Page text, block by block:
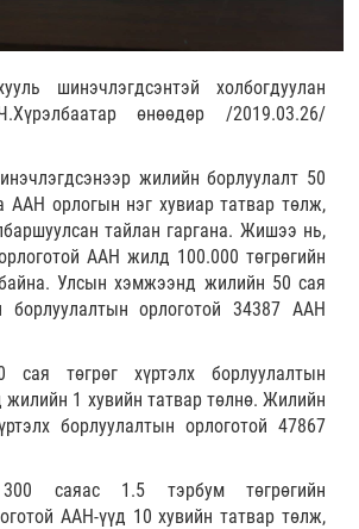
шинэчлэгдсэнтэй холбогдуулан
өнөөдөр /2019.03.26/
жилийн борлуулалт 50
ААН орлогын нэг хувиар татвар төлж,
тайлан гаргана. Жишээ нь,
ААН жилд 100.000 төгрөгийн
Улсын хэмжээнд жилийн 50 сая
борлуулалтын орлоготой 34387 ААН
төгрөг хүртэлх борлуулалтын
жилийн 1 хувийн татвар төлнө. Жилийн
борлуулалтын орлоготой 47867
саяас 1.5 тэрбум төгрөгийн
ААН-үүд 10 хувийн татвар төлж,